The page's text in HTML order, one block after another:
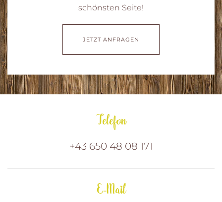
schönsten Seite!
JETZT ANFRAGEN
Telefon
+43 650 48 08 171
E-Mail